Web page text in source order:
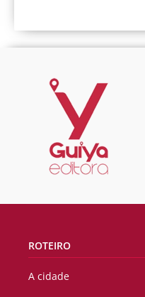
ROTEIRO
A cidade